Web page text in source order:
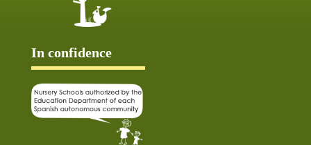
In confidence